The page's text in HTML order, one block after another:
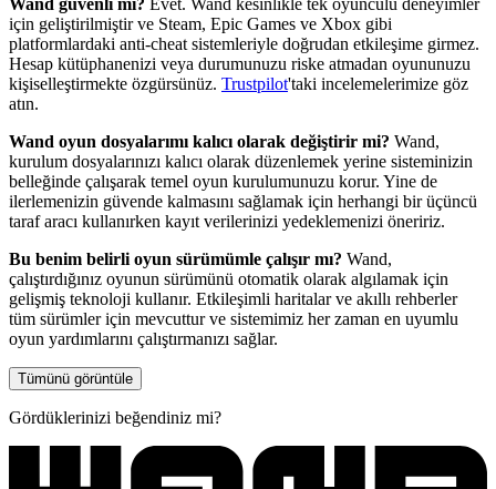
için geliştirilmiştir ve Steam, Epic Games ve Xbox gibi
platformlardaki anti-cheat sistemleriyle doğrudan etkileşime girmez.
Hesap kütüphanenizi veya durumunuzu riske atmadan oyununuzu
kişiselleştirmekte özgürsünüz. Trustpilot'taki incelemelerimize göz
atın.
Wand oyun dosyalarımı kalıcı olarak değiştirir mi? Wand,
kurulum dosyalarınızı kalıcı olarak düzenlemek yerine sisteminizin
belleğinde çalışarak temel oyun kurulumunuzu korur. Yine de
ilerlemenizin güvende kalmasını sağlamak için herhangi bir üçüncü
taraf aracı kullanırken kayıt verilerinizi yedeklemenizi öneririz.
Bu benim belirli oyun sürümümle çalışır mı? Wand,
çalıştırdığınız oyunun sürümünü otomatik olarak algılamak için
gelişmiş teknoloji kullanır. Etkileşimli haritalar ve akıllı rehberler
tüm sürümler için mevcuttur ve sistemimiz her zaman en uyumlu
oyun yardımlarını çalıştırmanızı sağlar.
Tümünü görüntüle
Gördüklerinizi beğendiniz mi?